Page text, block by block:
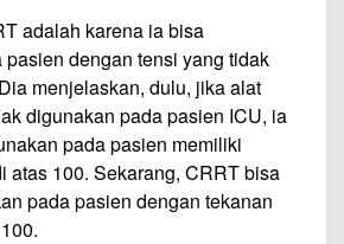
adalah karena ia bisa
dengan tensi yang tidak
menjelaskan, dulu, jika alat
digunakan pada pasien ICU, ia
pada pasien memiliki
atas 100. Sekarang, CRRT bisa
pada pasien dengan tekanan